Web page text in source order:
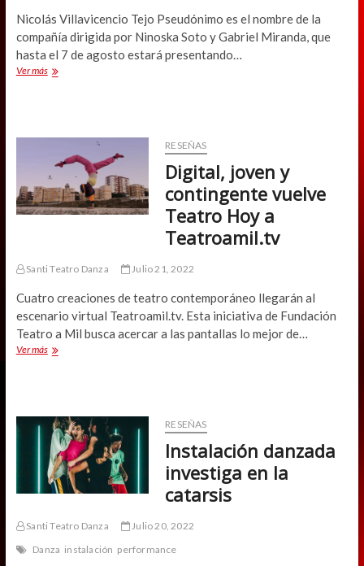
Nicolás Villavicencio Tejo Pseudónimo es el nombre de la
compañía dirigida por Ninoska Soto y Gabriel Miranda, que
hasta el 7 de agosto estará presentando…
Ver más“Catársis
puesta
escena
RESEÑAS
Digital, joven y
contingente vuelve
Teatro Hoy a
Teatroamil.tv
Santi Teatro Danza Julio 21, 2022
Cuatro creaciones de teatro contemporáneo llegarán al
escenario virtual Teatroamil.tv. Esta iniciativa de Fundación
Teatro a Mil busca acercar a las pantallas lo mejor de…
Ver másDigital,
Teatro
Hoy
a
Teatroamil.tv
RESEÑAS
Instalación danzada
investiga en la
catarsis
Santi Teatro Danza
Julio 20, 2022
Danza instalación performance